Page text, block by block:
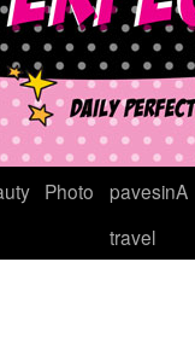
Photo
pavesinA
travel